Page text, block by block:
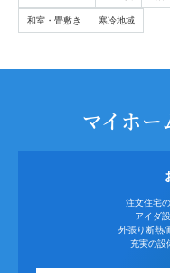
和室・畳敷き 寒冷地域
マイホー
注文住宅
アイダ
外張り断熱/
充実の設